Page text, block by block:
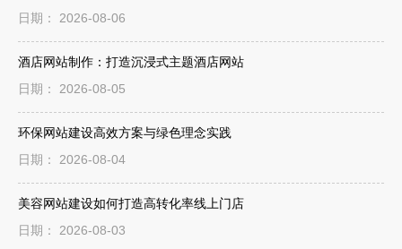
日期： 2026-08-06
酒店网站制作：打造沉浸式主题酒店网站
日期： 2026-08-05
环保网站建设高效方案与绿色理念实践
日期： 2026-08-04
美容网站建设如何打造高转化率线上门店
日期： 2026-08-03